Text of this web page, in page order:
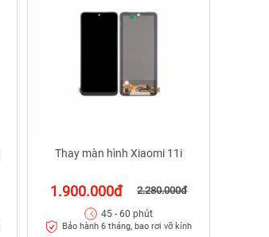
Thay màn hình Xiaomi 11i
1.900.000đ 2.280.000đ
45 - 60 phút
Bảo hành 6 tháng, bao rơi vỡ kính